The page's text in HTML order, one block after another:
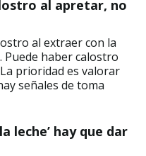
al apretar, no
al extraer con la
haber calostro
prioridad es valorar
señales de toma
leche’ hay que dar